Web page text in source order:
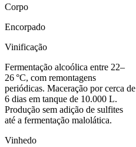
Corpo
Encorpado
Vinificação
Fermentação alcoólica entre 22–
26 °C, com remontagens
periódicas. Maceração por cerca de
6 dias em tanque de 10.000 L.
Produção sem adição de sulfites
até a fermentação malolática.
Vinhedo